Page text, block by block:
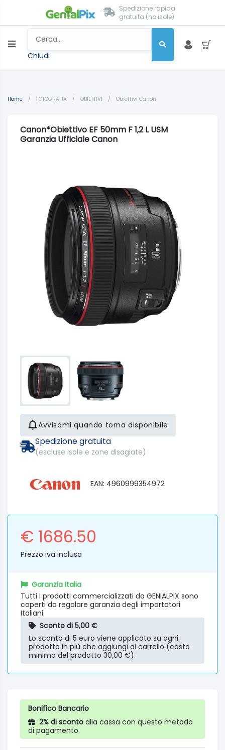
Spedizione rapida
gratuita (no isole)
Chiudi
Home / FOTOGRAFIA / OBIETTIVI / Obiettivi Canon
Canon*Obiettivo EF 50mm F 1,2 L USM
Garanzia Ufficiale Canon
Avvisami quando torna disponibile
Spedizione gratuita
(escluse isole e zone disagiate)
EAN: 4960999354972
€ 1686.50
Prezzo iva inclusa
Garanzia Italia
Tutti i prodotti commercializzati da GENIALPIX sono
coperti da regolare garanzia degli importatori
Italiani.
Sconto di 5,00 €
Lo sconto di 5 euro viene applicato su ogni
prodotto in più che aggiungi al carrello (costo
minimo del prodotto 30,00 €).
Bonifico Bancario
2% di sconto alla cassa con questo metodo
di pagamento.